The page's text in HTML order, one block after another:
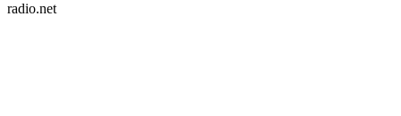
radio.net